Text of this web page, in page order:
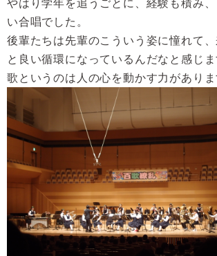
い合唱でした。
後輩たちは先輩のこういう姿に憧れて
と良い循環になっているんだなと感じま
歌というのは人の心を動かす力がありま